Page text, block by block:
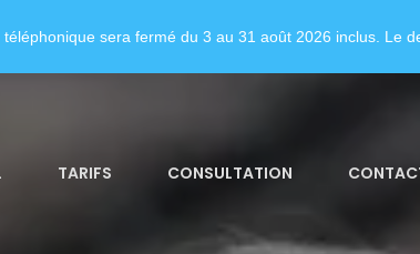
TARIFS CONSULTATION
sera fermé du 3 au 31 août 2026 inclus. Le